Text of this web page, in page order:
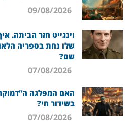
וינגייט חזר הביתה.
שלו נחת בספריה
שם?
האם המפלגה
בשידור חי?